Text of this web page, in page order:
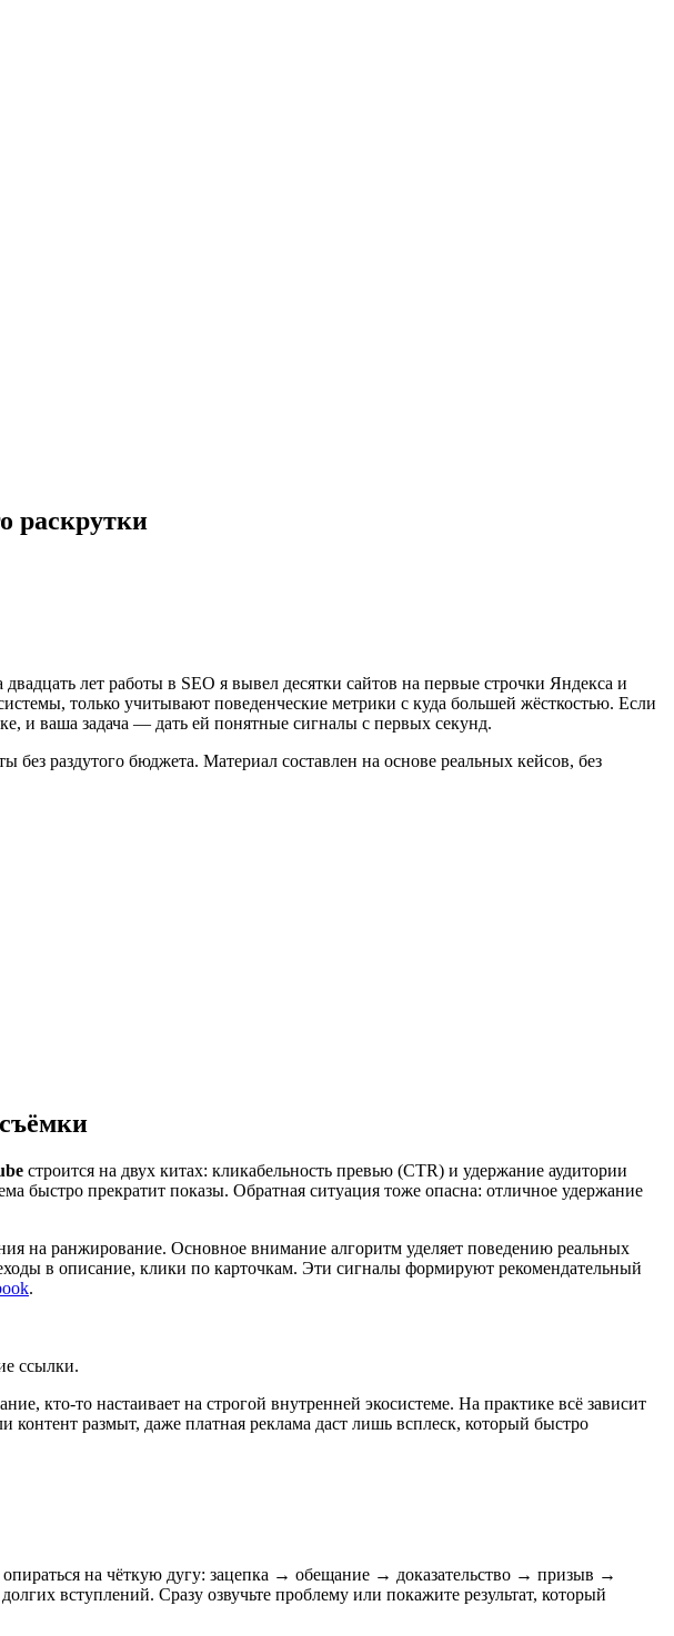
раскрутки
лет работы в SEO я вывел десятки сайтов на первые строчки Яндекса и
только учитывают поведенческие метрики с куда большей жёсткостью. Если
и ваша задача — дать ей понятные сигналы с первых секунд.
без раздутого бюджета. Материал составлен на основе реальных кейсов, без
строится на двух китах: кликабельность превью (CTR) и удержание аудитории
быстро прекратит показы. Обратная ситуация тоже опасна: отличное удержание
на ранжирование. Основное внимание алгоритм уделяет поведению реальных
в описание, клики по карточкам. Эти сигналы формируют рекомендательный
.
ссылки.
кто-то настаивает на строгой внутренней экосистеме. На практике всё зависит
контент размыт, даже платная реклама даст лишь всплеск, который быстро
на чёткую дугу: зацепка → обещание → доказательство → призыв →
вступлений. Сразу озвучьте проблему или покажите результат, который